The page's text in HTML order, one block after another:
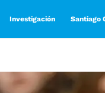
Investigación Santiago